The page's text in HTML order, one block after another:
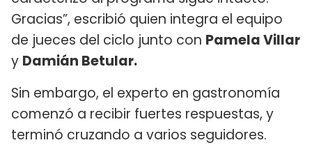
Gracias”, escribió quien integra el equipo
de jueces del ciclo junto con Pamela Villar
y Damián Betular.
Sin embargo, el experto en gastronomía
comenzó a recibir fuertes respuestas, y
terminó cruzando a varios seguidores.